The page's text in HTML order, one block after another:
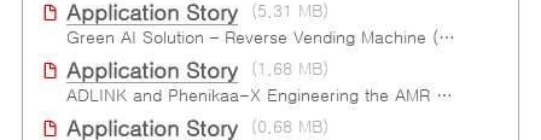
Application Story
(5.31 MB)
Green AI Solution – Reverse Vending Machine (RVM)
Application Story
(1.68 MB)
ADLINK and Phenikaa-X Engineering the AMR Pallet Mover
Application Story
(0.68 MB)